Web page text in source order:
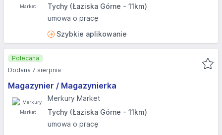
Tychy (Łaziska Górne - 11km)
umowa o pracę
Szybkie aplikowanie
Magazynier / Magazynierka
Merkury Market
Tychy (Łaziska Górne - 11km)
umowa o pracę
Polecana
Dodana 7 sierpnia